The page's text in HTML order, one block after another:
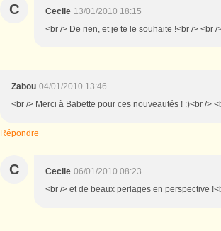
C Cecile 13/01/2010 18:15
<br /> De rien, et je te le souhaite !<br /> <br /
Zabou 04/01/2010 13:46
<br /> Merci à Babette pour ces nouveautés ! :)<br />
Répondre
C Cecile 06/01/2010 08:23
<br /> et de beaux perlages en perspective